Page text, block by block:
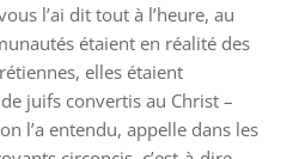
l’ai dit tout à l’heure, au
étaient en réalité des
elles étaient
juifs convertis au Christ –
l’a entendu, appelle dans les